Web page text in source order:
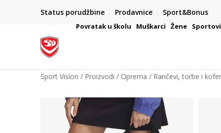
Status porudžbine Prodavnice Sport&Bonus
VAŽNO OBAVEŠTENJE ZA POTROŠAČE
Povratak u školu
Muškarci Žene Sportovi
Sport Vision Proizvodi Oprema Rančevi, torbe i